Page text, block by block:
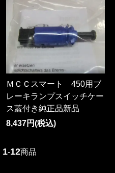
ＭＣＣスマート 450用ブ
レーキランプスイッチケー
ス蓋付き純正品新品
8,437円(税込)
1-12商品